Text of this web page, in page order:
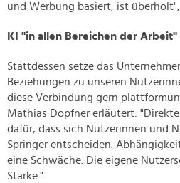
und Werbung basiert, ist
KI "in allen Bereichen der Arbeit"
Stattdessen setze das
Beziehungen zu unseren
diese Verbindung gern
Mathias Döpfner erläutert:
dafür, dass sich Nutzerinnen und
Springer entscheiden.
eine Schwäche. Die eigene
Stärke."